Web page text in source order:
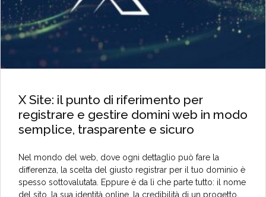
X Site: il punto di riferimento per
registrare e gestire domini web in modo
semplice, trasparente e sicuro
Nel mondo del web, dove ogni dettaglio può fare la
differenza, la scelta del giusto registrar per il tuo dominio è
spesso sottovalutata. Eppure è da lì che parte tutto: il nome
del sito, la sua identità online, la credibilità di un progetto.